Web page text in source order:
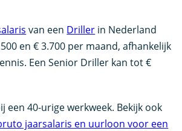
van een Driller in Nederland
en € 3.700 per maand, afhankelijk
Een Senior Driller kan tot €
een 40-urige werkweek. Bekijk ook
jaarsalaris en uurloon voor een